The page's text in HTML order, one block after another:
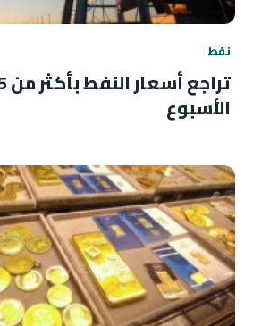
نفط
الأسبوع